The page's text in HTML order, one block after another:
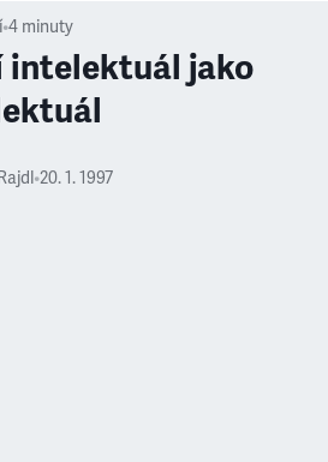
•4 minuty
intelektuál jako
•20. 1. 1997